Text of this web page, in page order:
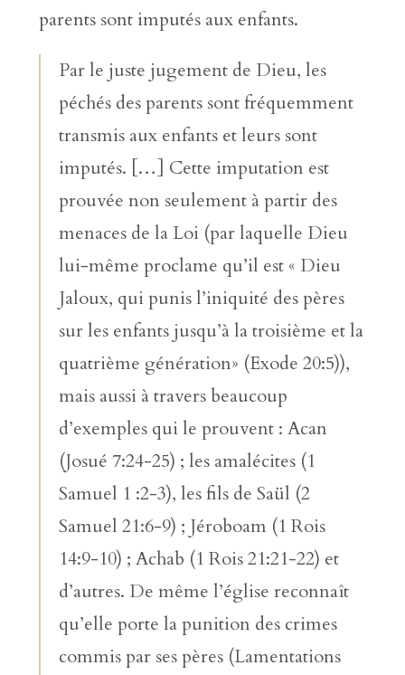
parents sont imputés aux enfants.
Par le juste jugement de Dieu, les
péchés des parents sont fréquemment
transmis aux enfants et leurs sont
imputés. […] Cette imputation est
prouvée non seulement à partir des
menaces de la Loi (par laquelle Dieu
lui-même proclame qu’il est « Dieu
Jaloux, qui punis l’iniquité des pères
sur les enfants jusqu’à la troisième et la
quatrième génération» (Exode 20:5)),
mais aussi à travers beaucoup
d’exemples qui le prouvent : Acan
(Josué 7:24-25) ; les amalécites (1
Samuel 1 :2-3), les fils de Saül (2
Samuel 21:6-9) ; Jéroboam (1 Rois
14:9-10) ; Achab (1 Rois 21:21-22) et
d’autres. De même l’église reconnaît
qu’elle porte la punition des crimes
commis par ses pères (Lamentations